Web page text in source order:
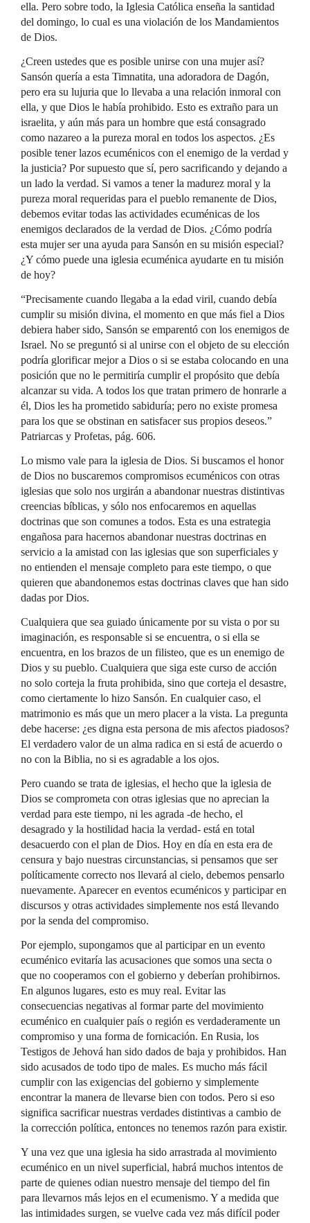
ella. Pero sobre todo, la Iglesia Católica enseña la santidad
del domingo, lo cual es una violación de los Mandamientos
de Dios.
¿Creen ustedes que es posible unirse con una mujer así?
Sansón quería a esta Timnatita, una adoradora de Dagón,
pero era su lujuria que lo llevaba a una relación inmoral con
ella, y que Dios le había prohibido. Esto es extraño para un
israelita, y aún más para un hombre que está consagrado
como nazareo a la pureza moral en todos los aspectos. ¿Es
posible tener lazos ecuménicos con el enemigo de la verdad y
la justicia? Por supuesto que sí, pero sacrificando y dejando a
un lado la verdad. Si vamos a tener la madurez moral y la
pureza moral requeridas para el pueblo remanente de Dios,
debemos evitar todas las actividades ecuménicas de los
enemigos declarados de la verdad de Dios. ¿Cómo podría
esta mujer ser una ayuda para Sansón en su misión especial?
¿Y cómo puede una iglesia ecuménica ayudarte en tu misión
de hoy?
“Precisamente cuando llegaba a la edad viril, cuando debía
cumplir su misión divina, el momento en que más fiel a Dios
debiera haber sido, Sansón se emparentó con los enemigos de
Israel. No se preguntó si al unirse con el objeto de su elección
podría glorificar mejor a Dios o si se estaba colocando en una
posición que no le permitiría cumplir el propósito que debía
alcanzar su vida. A todos los que tratan primero de honrarle a
él, Dios les ha prometido sabiduría; pero no existe promesa
para los que se obstinan en satisfacer sus propios deseos.”
Patriarcas y Profetas, pág. 606.
Lo mismo vale para la iglesia de Dios. Si buscamos el honor
de Dios no buscaremos compromisos ecuménicos con otras
iglesias que solo nos urgirán a abandonar nuestras distintivas
creencias bíblicas, y sólo nos enfocaremos en aquellas
doctrinas que son comunes a todos. Esta es una estrategia
engañosa para hacernos abandonar nuestras doctrinas en
servicio a la amistad con las iglesias que son superficiales y
no entienden el mensaje completo para este tiempo, o que
quieren que abandonemos estas doctrinas claves que han sido
dadas por Dios.
Cualquiera que sea guiado únicamente por su vista o por su
imaginación, es responsable si se encuentra, o si ella se
encuentra, en los brazos de un filisteo, que es un enemigo de
Dios y su pueblo. Cualquiera que siga este curso de acción
no solo corteja la fruta prohibida, sino que corteja el desastre,
como ciertamente lo hizo Sansón. En cualquier caso, el
matrimonio es más que un mero placer a la vista. La pregunta
debe hacerse: ¿es digna esta persona de mis afectos piadosos?
El verdadero valor de un alma radica en si está de acuerdo o
no con la Biblia, no si es agradable a los ojos.
Pero cuando se trata de iglesias, el hecho que la iglesia de
Dios se comprometa con otras iglesias que no aprecian la
verdad para este tiempo, ni les agrada -de hecho, el
desagrado y la hostilidad hacia la verdad- está en total
desacuerdo con el plan de Dios. Hoy en día en esta era de
censura y bajo nuestras circunstancias, si pensamos que ser
políticamente correcto nos llevará al cielo, debemos pensarlo
nuevamente. Aparecer en eventos ecuménicos y participar en
discursos y otras actividades simplemente nos está llevando
por la senda del compromiso.
Por ejemplo, supongamos que al participar en un evento
ecuménico evitaría las acusaciones que somos una secta o
que no cooperamos con el gobierno y deberían prohibirnos.
En algunos lugares, esto es muy real. Evitar las
consecuencias negativas al formar parte del movimiento
ecuménico en cualquier país o región es verdaderamente un
compromiso y una forma de fornicación. En Rusia, los
Testigos de Jehová han sido dados de baja y prohibidos. Han
sido acusados de todo tipo de males. Es mucho más fácil
cumplir con las exigencias del gobierno y simplemente
encontrar la manera de llevarse bien con todos. Pero si eso
significa sacrificar nuestras verdades distintivas a cambio de
la corrección política, entonces no tenemos razón para existir.
Y una vez que una iglesia ha sido arrastrada al movimiento
ecuménico en un nivel superficial, habrá muchos intentos de
parte de quienes odian nuestro mensaje del tiempo del fin
para llevarnos más lejos en el ecumenismo. Y a medida que
las intimidades surgen, se vuelve cada vez más difícil poder